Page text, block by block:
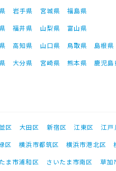
岩手県 宮城県
福島県
福井県 山梨県
富山県
高知県 山口県 鳥取県 島根県
大分県 宮崎県 熊本県 鹿児島
区 大田区 新宿区 江東区 江戸
区 横浜市都筑区 横浜市港北区
ま市浦和区 さいたま市南区 草加